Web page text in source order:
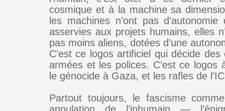
cosmique et à la machine sa
les machines n’ont pas
asservies aux projets humains, elles
pas moins aliens, dotées d’une
C’est ce logos artificiel qui décide
armées et les polices. C’est ce logos
le génocide à Gaza, et les rafles de
Partout toujours, le fascisme